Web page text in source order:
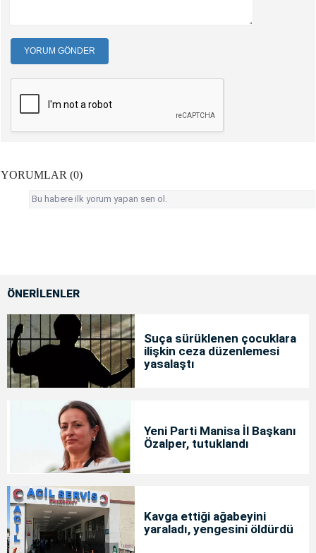
YORUM GÖNDER
YORUMLAR (0)
Bu habere ilk yorum yapan sen ol.
ÖNERİLENLER
Suça sürüklenen çocuklara
ilişkin ceza düzenlemesi
yasalaştı
Yeni Parti Manisa İl Başkanı
Özalper, tutuklandı
Kavga ettiği ağabeyini
yaraladı, yengesini öldürdü